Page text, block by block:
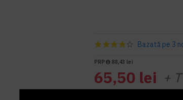
Bazată pe 3
PRP 88,43 lei
65,50 lei +